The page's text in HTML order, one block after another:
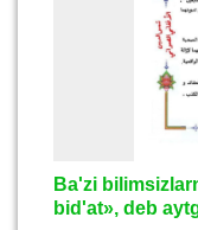
Ba'zi
bid'at», deb